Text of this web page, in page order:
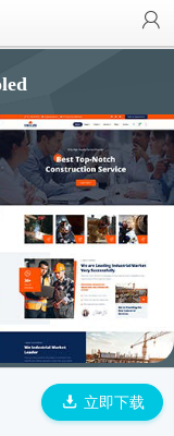
立即下载